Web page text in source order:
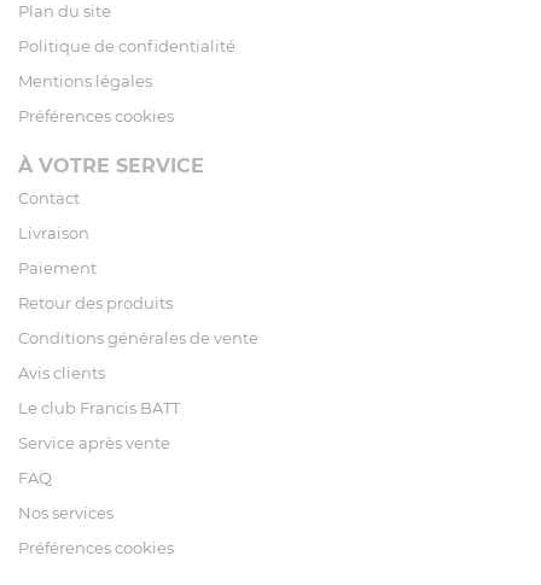
Plan du site
Politique de confidentialité
Mentions légales
Préférences cookies
À VOTRE SERVICE
Contact
Livraison
Paiement
Retour des produits
Conditions générales de vente
Avis clients
Le club Francis BATT
Service après vente
FAQ
Nos services
Préférences cookies